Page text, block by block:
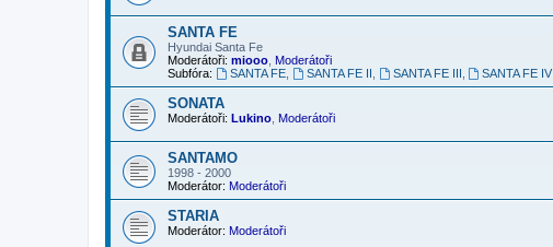
SANTA FE
Hyundai Santa Fe
Moderátoři: miooo Moderátoři
Subfóra:
SANTA FE, SANTA FE II SANTA FE III SANTA FE IV
SONATA
Moderátoři: Lukino Moderátoři
SANTAMO
1998 - 2000
Moderátor: Moderátoři
STARIA
Moderátor: Moderátoři